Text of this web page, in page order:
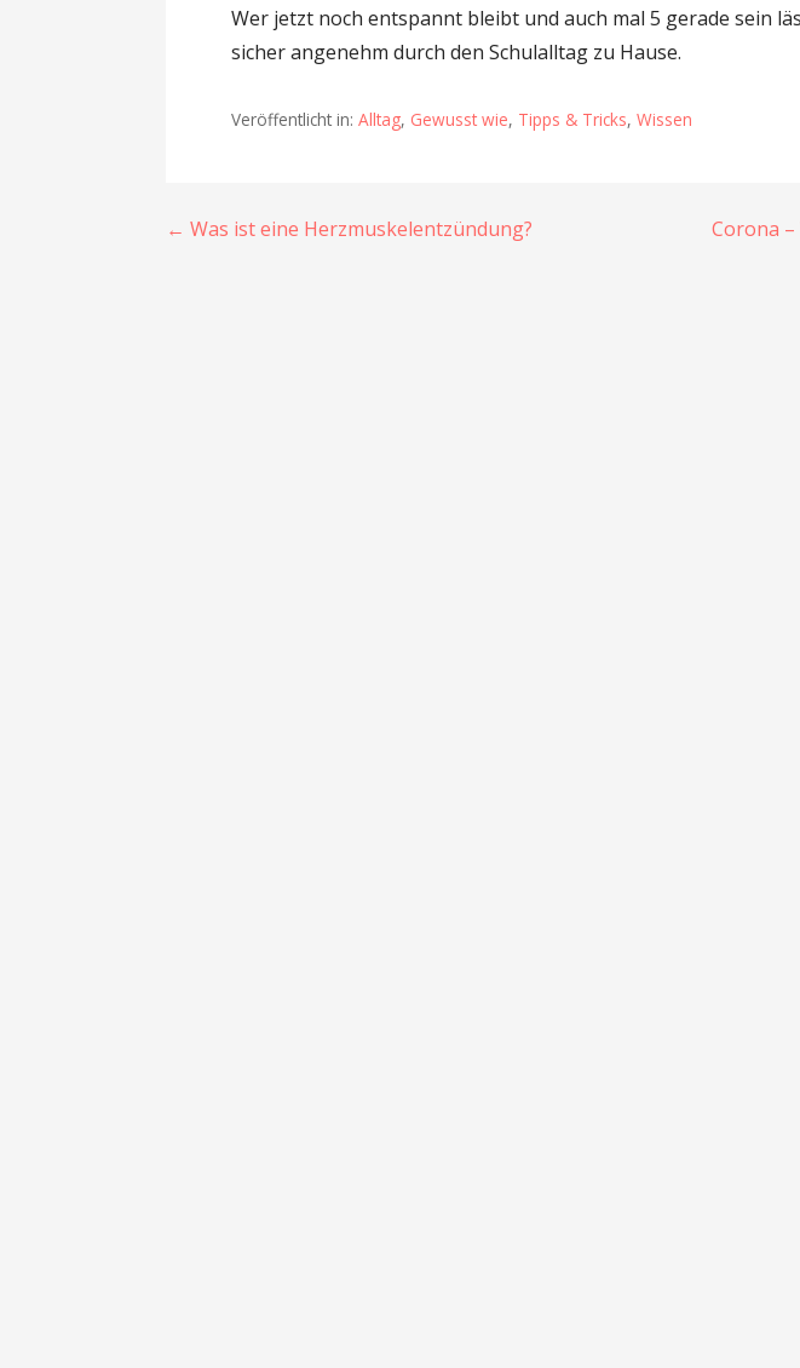
Wer jetzt noch entspannt bleibt und auch mal 5 gerade sein
sicher angenehm durch den Schulalltag zu Hause.
Veröffentlicht in:Alltag, Gewusst wie, Tipps & Tricks,Wissen
Beitragsnavigation
← Was ist eine Herzmuskelentzündung?
Corona